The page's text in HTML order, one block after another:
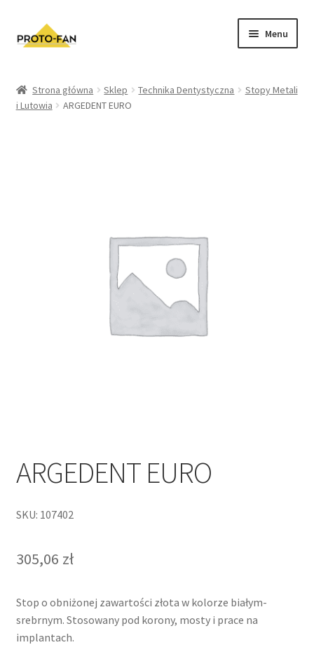
Menu
Kursy Stomatologiczne
Strona główna Sklep Technika Dentystyczna
Stopy Metali
i Lutowia
ARGEDENT EURO
ARGEDENT EURO
SKU: 107402
305,06 zł
Stop o obniżonej zawartości złota w kolorze białym-
srebrnym. Stosowany pod korony, mosty i prace na
implantach.